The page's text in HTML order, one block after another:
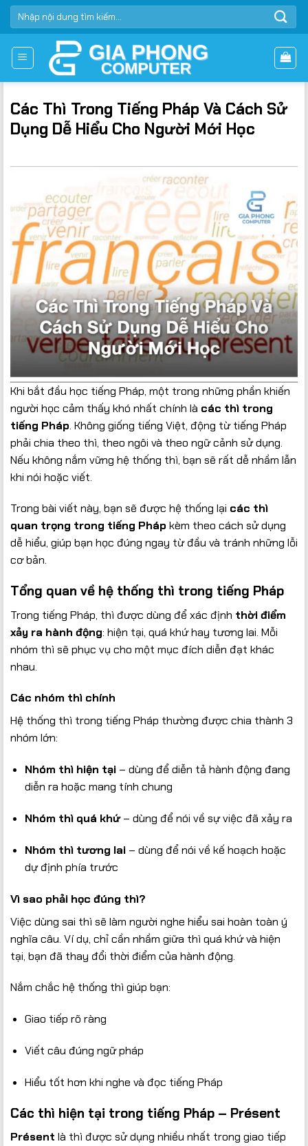
Bỏ
qua
dung
TÌM
KIẾM:
Các Thì Trong Tiếng Pháp Và Cách Sử
Dụng Dễ Hiểu Cho Người Mới Học
Khi bắt đầu học tiếng Pháp, một trong những phần khiến
người học cảm thấy khó nhất chính là các thì trong
tiếng Pháp. Không giống tiếng Việt, động từ tiếng Pháp
phải chia theo thì, theo ngôi và theo ngữ cảnh sử dụng.
Nếu không nắm vững hệ thống thì, bạn sẽ rất dễ nhầm lẫn
khi nói hoặc viết.
Trong bài viết này, bạn sẽ được hệ thống lại các thì
quan trọng trong tiếng Pháp kèm theo cách sử dụng
dễ hiểu, giúp bạn học đúng ngay từ đầu và tránh những lỗi
cơ bản.
Tổng quan về hệ thống thì trong tiếng Pháp
Trong tiếng Pháp, thì được dùng để xác định thời điểm
xảy ra hành động: hiện tại, quá khứ hay tương lai. Mỗi
nhóm thì sẽ phục vụ cho một mục đích diễn đạt khác
nhau.
Các nhóm thì chính
Hệ thống thì trong tiếng Pháp thường được chia thành 3
nhóm lớn:
Nhóm thì hiện tại– dùng để diễn tả hành động đang
diễn ra hoặc mang tính chung
Nhóm thì quá khứ– dùng để nói về sự việc đã xảy ra
Nhóm thì tương lai– dùng để nói về kế hoạch hoặc
dự định phía trước
Vì sao phải học đúng thì?
Việc dùng sai thì sẽ làm người nghe hiểu sai hoàn toàn ý
nghĩa câu. Ví dụ, chỉ cần nhầm giữa thì quá khứ và hiện
tại, bạn đã thay đổi thời điểm của hành động.
Nắm chắc hệ thống thì giúp bạn:
Giao tiếp rõ ràng
Viết câu đúng ngữ pháp
Hiểu tốt hơn khi nghe và đọc tiếng Pháp
Các thì hiện tại trong tiếng Pháp – Présent
Présent là thì được sử dụng nhiều nhất trong giao tiếp